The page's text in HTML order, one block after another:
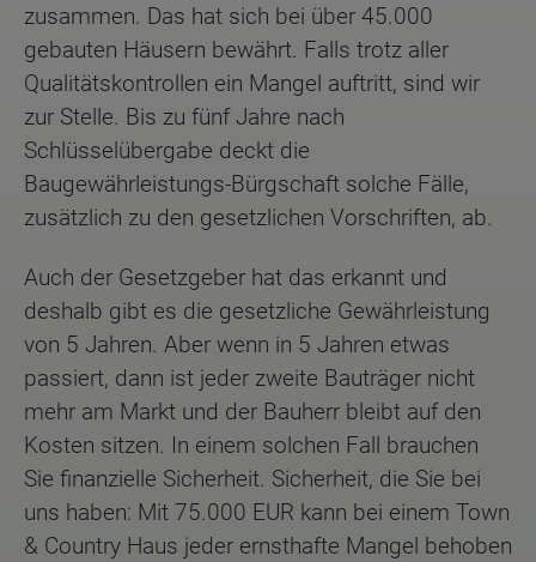
zusammen. Das hat sich bei über 45.000
gebauten Häusern bewährt. Falls trotz aller
Qualitätskontrollen ein Mangel auftritt, sind wir
zur Stelle. Bis zu fünf Jahre nach
Schlüsselübergabe deckt die
Baugewährleistungs-Bürgschaft solche Fälle,
zusätzlich zu den gesetzlichen Vorschriften, ab.
Auch der Gesetzgeber hat das erkannt und
deshalb gibt es die gesetzliche Gewährleistung
von 5 Jahren. Aber wenn in 5 Jahren etwas
passiert, dann ist jeder zweite Bauträger nicht
mehr am Markt und der Bauherr bleibt auf den
Kosten sitzen. In einem solchen Fall brauchen
Sie finanzielle Sicherheit. Sicherheit, die Sie bei
uns haben: Mit 75.000 EUR kann bei einem Town
& Country Haus jeder ernsthafte Mangel behoben